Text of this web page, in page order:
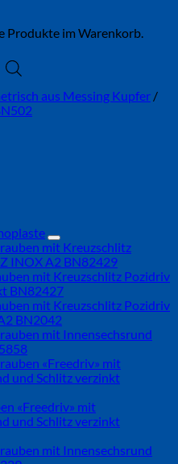
Produkte im Warenkorb.
aus Messing Kupfer /
mit Kreuzschlitz
INOX A2 BN82429
mit Kreuzschlitz Pozidriv
BN82427
mit Kreuzschlitz Pozidriv
BN2042
mit Innensechsrund
«Freedriv» mit
und Schlitz verzinkt
«Freedriv» mit
und Schlitz verzinkt
mit Innensechsrund